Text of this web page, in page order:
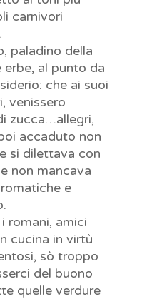
carnivori
paladino della
erbe, al punto da
che ai suoi
venissero
zucca…allegri,
accaduto non
si dilettava con
non mancava
e
romani, amici
cucina in virtù
sò troppo
del buono
quelle verdure